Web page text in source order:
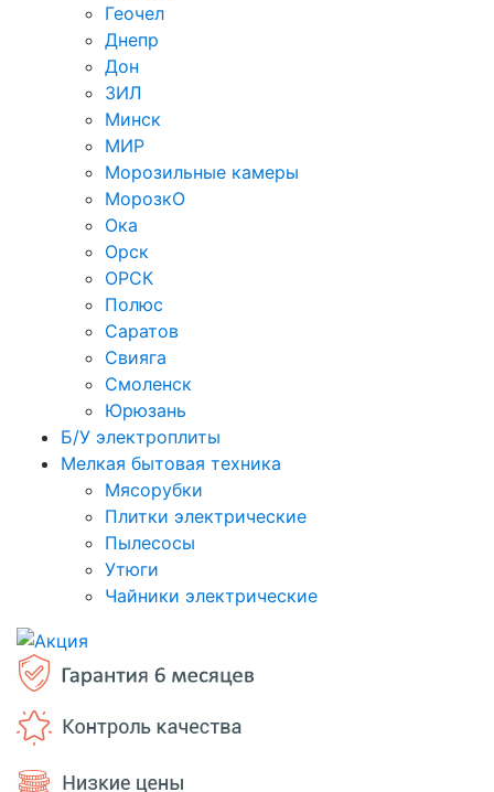
Геочел
Днепр
Дон
ЗИЛ
Минск
МИР
Морозильные камеры
МорозкО
Ока
Орск
ОРСК
Полюс
Саратов
Свияга
Смоленск
Юрюзань
Б/У электроплиты
Мелкая бытовая техника
Мясорубки
Плитки электрические
Пылесосы
Утюги
Чайники электрические